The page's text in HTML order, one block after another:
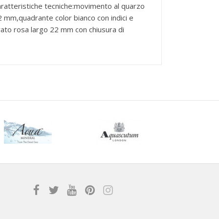
tecniche:movimento al quarzo
color bianco con indici e
rosa largo 22 mm con chiusura di